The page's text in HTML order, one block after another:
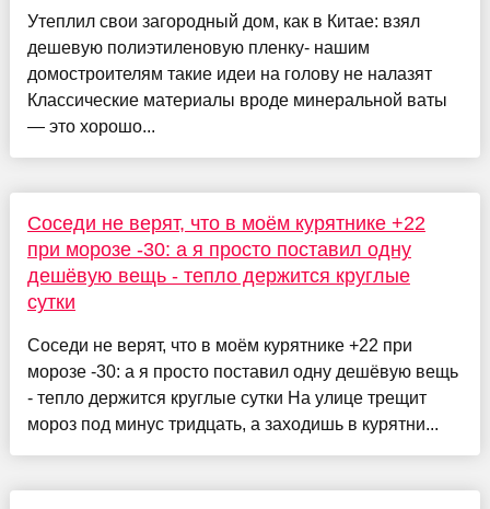
Утеплил свои загородный дом, как в Китае: взял
дешевую полиэтиленовую пленку- нашим
домостроителям такие идеи на голову не налазят
Классические материалы вроде минеральной ваты
— это хорошо...
Соседи не верят, что в моём курятнике +22
при морозе -30: а я просто поставил одну
дешёвую вещь - тепло держится круглые
сутки
Соседи не верят, что в моём курятнике +22 при
морозе -30: а я просто поставил одну дешёвую вещь
- тепло держится круглые сутки На улице трещит
мороз под минус тридцать, а заходишь в курятни...